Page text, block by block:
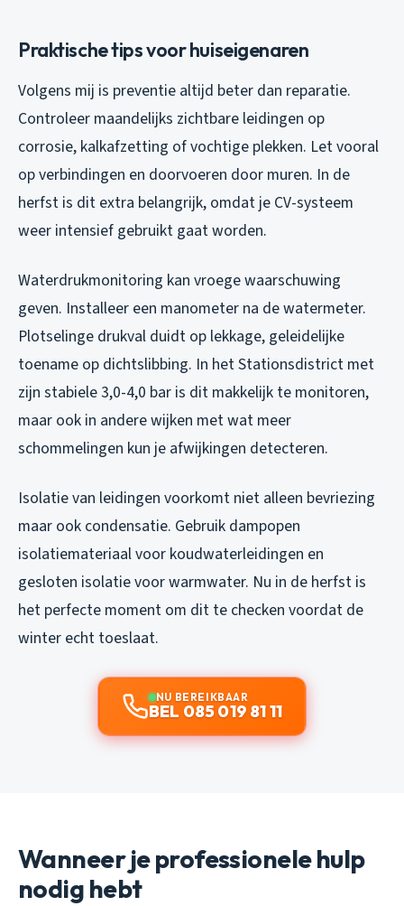
Praktische tips voor huiseigenaren
Volgens mij is preventie altijd beter dan reparatie.
Controleer maandelijks zichtbare leidingen op
corrosie, kalkafzetting of vochtige plekken. Let vooral
op verbindingen en doorvoeren door muren. In de
herfst is dit extra belangrijk, omdat je CV-systeem
weer intensief gebruikt gaat worden.
Waterdrukmonitoring kan vroege waarschuwing
geven. Installeer een manometer na de watermeter.
Plotselinge drukval duidt op lekkage, geleidelijke
toename op dichtslibbing. In het Stationsdistrict met
zijn stabiele 3,0-4,0 bar is dit makkelijk te monitoren,
maar ook in andere wijken met wat meer
schommelingen kun je afwijkingen detecteren.
Isolatie van leidingen voorkomt niet alleen bevriezing
maar ook condensatie. Gebruik dampopen
isolatiemateriaal voor koudwaterleidingen en
gesloten isolatie voor warmwater. Nu in de herfst is
het perfecte moment om dit te checken voordat de
winter echt toeslaat.
NU BEREIKBAAR
BEL 085 019 81 11
Wanneer je professionele hulp
nodig hebt